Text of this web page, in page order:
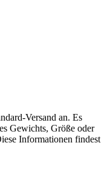
Versand an. Es
Gewichts, Größe oder
Informationen findest